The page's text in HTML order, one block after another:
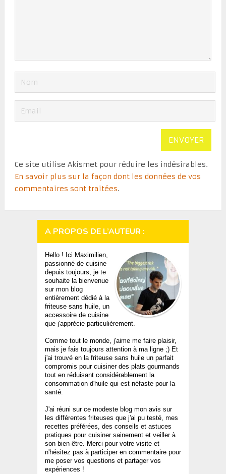
Ce site utilise Akismet pour réduire les indésirables.
En savoir plus sur la façon dont les données de vos
commentaires sont traitées.
A PROPOS DE L’AUTEUR :
Hello ! Ici Maximilien,
passionné de cuisine
depuis toujours, je te
souhaite la bienvenue
sur mon blog
entièrement dédié à la
friteuse sans huile, un
accessoire de cuisine
que j'apprécie particulièrement.
Comme tout le monde, j'aime me faire plaisir,
mais je fais toujours attention à ma ligne ;) Et
j'ai trouvé en la friteuse sans huile un parfait
compromis pour cuisiner des plats gourmands
tout en réduisant considérablement la
consommation d'huile qui est néfaste pour la
santé.
J'ai réuni sur ce modeste blog mon avis sur
les différentes friteuses que j'ai pu testé, mes
recettes préférées, des conseils et astuces
pratiques pour cuisiner sainement et veiller à
son bien-être. Merci pour votre visite et
n'hésitez pas à participer en commentaire pour
me poser vos questions et partager vos
expériences !